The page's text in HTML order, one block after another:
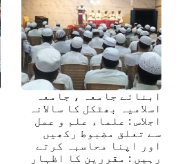
ابنائے جامعہ ، جامعہ
اسلامیہ بھٹکل کا سالانہ
اجلاس : علماء علم و عمل
سے تعلق مضبوط رکھیں
اور اپنا محاسبہ کرتے
رہیں : مقررین کا اظہارِ